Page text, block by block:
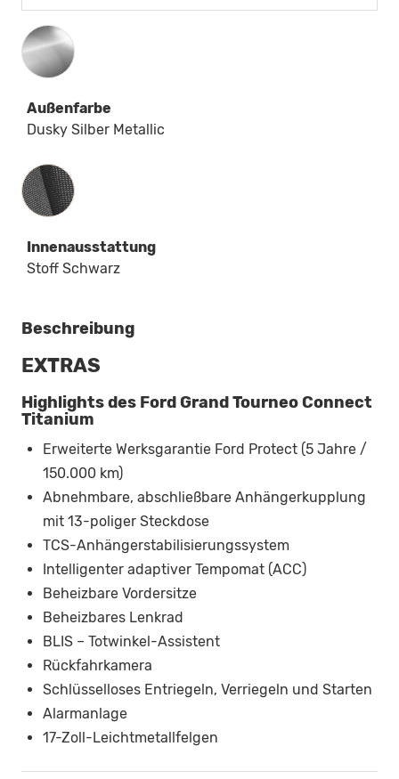
Außenfarbe
Dusky Silber Metallic
Innenausstattung
Innenausstattung
Stoff Schwarz
Beschreibung
EXTRAS
Highlights des Ford Grand Tourneo Connect
Titanium
Erweiterte Werksgarantie Ford Protect (5 Jahre /
150.000 km)
Abnehmbare, abschließbare Anhängerkupplung
mit 13-poliger Steckdose
TCS-Anhängerstabilisierungssystem
Intelligenter adaptiver Tempomat (ACC)
Beheizbare Vordersitze
Beheizbares Lenkrad
BLIS – Totwinkel-Assistent
Rückfahrkamera
Schlüsselloses Entriegeln, Verriegeln und Starten
Alarmanlage
17-Zoll-Leichtmetallfelgen